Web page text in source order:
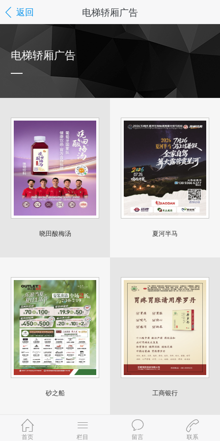
返回 电梯轿厢广告
电梯轿厢广告
晓田酸梅汤 夏河半马
砂之船 工商银行
首页 栏目 留言 联系